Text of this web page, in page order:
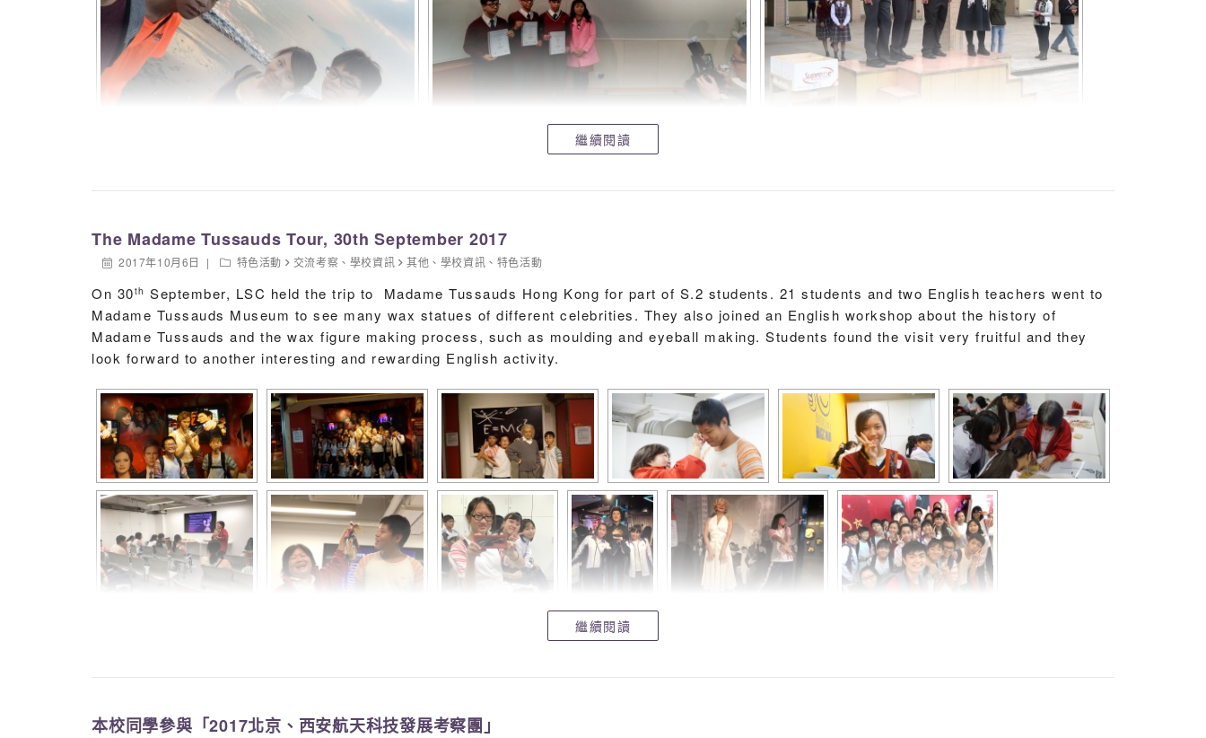
繼續閱讀
The Madame Tussauds Tour, 30th September 2017
2017年10月6日 特色活動 交流考察 、 學校資訊 其他 、 學校資訊 、 特色活動
On 30th September, LSC held the trip to Madame Tussauds Hong Kong for part of S.2 students. 21 students and two English teachers went to
Madame Tussauds Museum to see many wax statues of different celebrities. They also joined an English workshop about the history of
Madame Tussauds and the wax figure making process, such as moulding and eyeball making. Students found the visit very fruitful and they
look forward to another interesting and rewarding English activity.
繼續閱讀
本校同學參與「2017北京、西安航天科技發展考察團」